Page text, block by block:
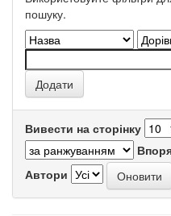
пошуку.
Вивести на сторінку
Автори